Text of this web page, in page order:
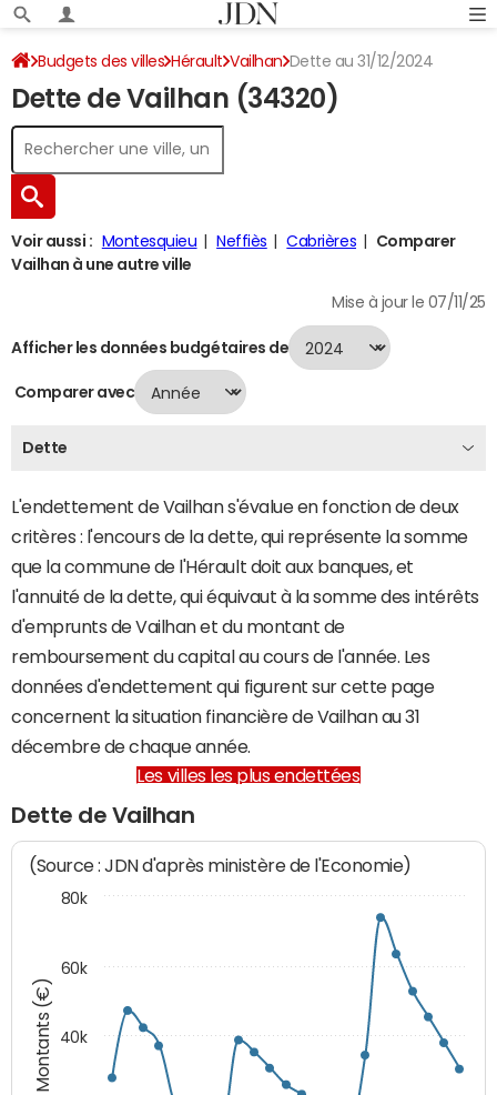
Budgets des villes Hérault Vailhan Dette au 31/12/2024
Dette de Vailhan (34320)
Voir aussi : Montesquieu Neffiès Cabrières
Comparer
Vailhan à une autre ville
Mise à jour le 07/11/25
Afficher les données budgétaires de
Comparer avec
Dette
L'endettement de Vailhan s'évalue en fonction de deux
critères : l'encours de la dette, qui représente la somme
que la commune de l'Hérault doit aux banques, et
l'annuité de la dette, qui équivaut à la somme des intérêts
d'emprunts de Vailhan et du montant de
remboursement du capital au cours de l'année. Les
données d'endettement qui figurent sur cette page
concernent la situation financière de Vailhan au 31
décembre de chaque année.
Les villes les plus endettées
Dette de Vailhan
Montants (€)
(Source : JDN d'après ministère de l'Economie)
40k
60k
80k